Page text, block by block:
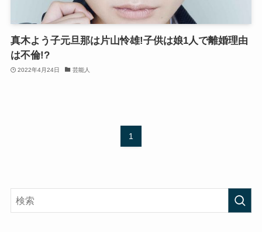
真木よう子元旦那は片山怜雄!子供は娘1人で離婚理由
は不倫!?
2022年4月24日 芸能人
1